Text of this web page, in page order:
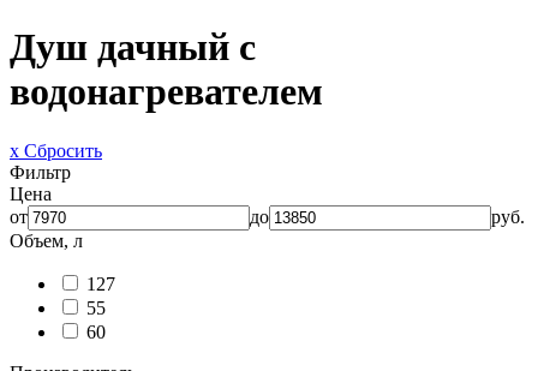
Душ дачный с
водонагревателем
x Сбросить
Фильтр
Цена
от
до
руб.
Объем, л
127
55
60